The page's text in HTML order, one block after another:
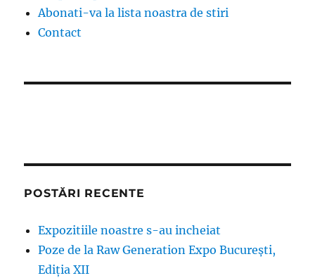
Abonati-va la lista noastra de stiri
Contact
POSTĂRI RECENTE
Expozitiile noastre s-au incheiat
Poze de la Raw Generation Expo București,
Ediția XII